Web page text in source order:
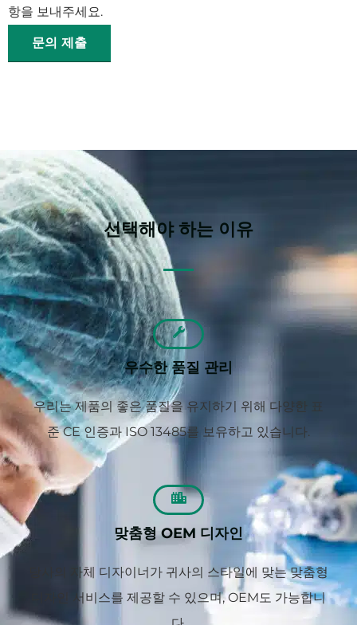
항을 보내주세요.
문의 제출
선택해야 하는 이유
우수한 품질 관리
우리는 제품의 좋은 품질을 유지하기 위해 다양한 표
준 CE 인증과 ISO 13485를 보유하고 있습니다.
맞춤형 OEM 디자인
당사의 자체 디자이너가 귀사의 스타일에 맞는 맞춤형
디자인 서비스를 제공할 수 있으며, OEM도 가능합니